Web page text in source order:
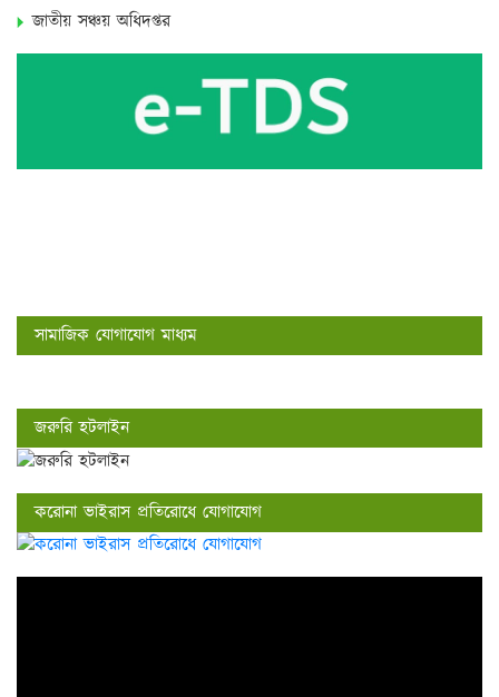
জাতীয় সঞ্চয় অধিদপ্তর
সামাজিক যোগাযোগ মাধ্যম
জরুরি হটলাইন
করোনা ভাইরাস প্রতিরোধে যোগাযোগ